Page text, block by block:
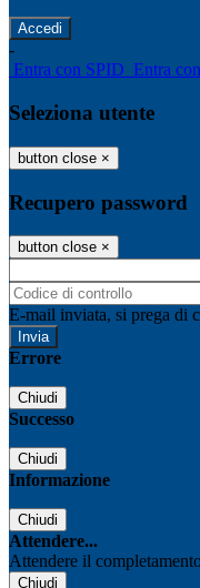
-
Entra con SPID Entra
Seleziona utente
button close ×
Recupero password
button close ×
E-mail inviata, si prega di
Errore
Chiudi
Successo
Chiudi
Informazione
Chiudi
Attendere...
Attendere il
Chiudi